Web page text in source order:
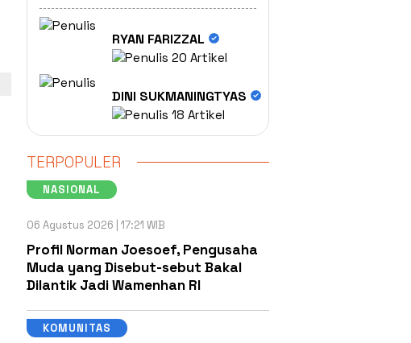
RYAN FARIZZAL
20 Artikel
DINI SUKMANINGTYAS
18 Artikel
TERPOPULER
NASIONAL
06 Agustus 2026 | 17:21 WIB
Profil Norman Joesoef, Pengusaha
Muda yang Disebut-sebut Bakal
Dilantik Jadi Wamenhan RI
KOMUNITAS